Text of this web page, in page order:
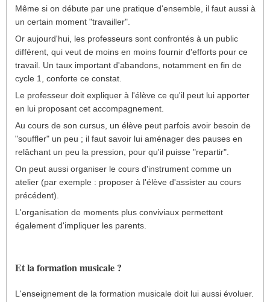
Même si on débute par une pratique d'ensemble, il faut aussi à
un certain moment "travailler".
Or aujourd'hui, les professeurs sont confrontés à un public
différent, qui veut de moins en moins fournir d'efforts pour ce
travail. Un taux important d'abandons, notamment en fin de
cycle 1, conforte ce constat.
Le professeur doit expliquer à l'élève ce qu'il peut lui apporter
en lui proposant cet accompagnement.
Au cours de son cursus, un élève peut parfois avoir besoin de
"souffler" un peu ; il faut savoir lui aménager des pauses en
relâchant un peu la pression, pour qu'il puisse "repartir".
On peut aussi organiser le cours d'instrument comme un
atelier (par exemple : proposer à l'élève d'assister au cours
précédent).
L'organisation de moments plus conviviaux permettent
également d'impliquer les parents.
Et la formation musicale ?
L'enseignement de la formation musicale doit lui aussi évoluer.